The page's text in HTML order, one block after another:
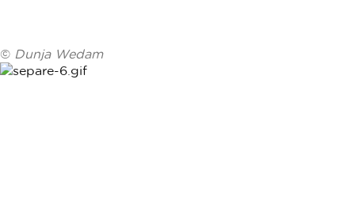
© Dunja Wedam